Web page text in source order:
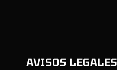
AVISOS LEGALES